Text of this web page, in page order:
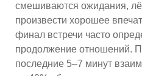
смешиваются ожидания,
произвести хорошее
финал встречи часто
продолжение отношений.
последние 5–7 минут